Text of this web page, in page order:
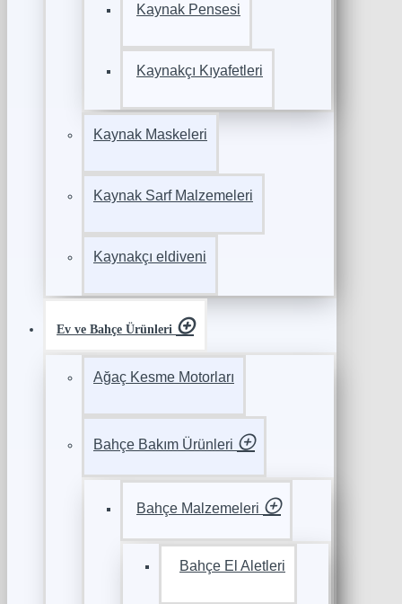
Kaynak Pensesi
Kaynakçı Kıyafetleri
Kaynak Maskeleri
Kaynak Sarf Malzemeleri
Kaynakçı eldiveni
Ev ve Bahçe Ürünleri
Ağaç Kesme Motorları
Bahçe Bakım Ürünleri
Bahçe Malzemeleri
Bahçe El Aletleri